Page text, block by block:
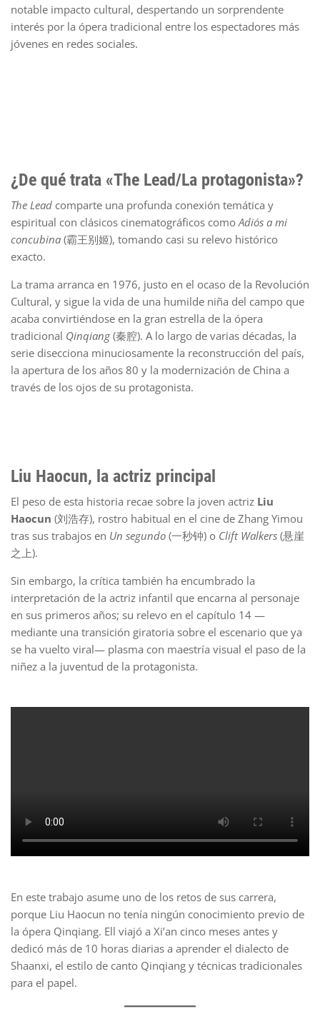
notable impacto cultural, despertando un sorprendente
interés por la ópera tradicional entre los espectadores más
jóvenes en redes sociales.
¿De qué trata «The Lead/La protagonista»?
The Lead comparte una profunda conexión temática y
espiritual con clásicos cinematográficos como Adiós a mi
concubina (霸王别姬), tomando casi su relevo histórico
exacto.
La trama arranca en 1976, justo en el ocaso de la Revolución
Cultural, y sigue la vida de una humilde niña del campo que
acaba convirtiéndose en la gran estrella de la ópera
tradicional Qinqiang (秦腔). A lo largo de varias décadas, la
serie disecciona minuciosamente la reconstrucción del país,
la apertura de los años 80 y la modernización de China a
través de los ojos de su protagonista.
Liu Haocun, la actriz principal
El peso de esta historia recae sobre la joven actriz Liu
Haocun (刘浩存), rostro habitual en el cine de Zhang Yimou
tras sus trabajos en Un segundo (一秒钟) o Clift Walkers (悬崖
之上).
Sin embargo, la crítica también ha encumbrado la
interpretación de la actriz infantil que encarna al personaje
en sus primeros años; su relevo en el capítulo 14 —
mediante una transición giratoria sobre el escenario que ya
se ha vuelto viral— plasma con maestría visual el paso de la
niñez a la juventud de la protagonista.
En este trabajo asume uno de los retos de sus carrera,
porque Liu Haocun no tenía ningún conocimiento previo de
la ópera Qinqiang. Ell viajó a Xi’an cinco meses antes y
dedicó más de 10 horas diarias a aprender el dialecto de
Shaanxi, el estilo de canto Qinqiang y técnicas tradicionales
para el papel.